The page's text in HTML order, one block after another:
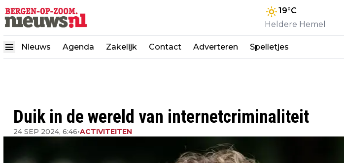
19°C
Heldere Hemel
Nieuws Agenda Zakelijk Contact Adverteren Spelletjes
Duik in de wereld van internetcriminaliteit
24 SEP 2024, 6:46•ACTIVITEITEN